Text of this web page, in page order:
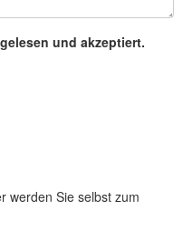
gelesen und akzeptiert.
werden Sie selbst zum